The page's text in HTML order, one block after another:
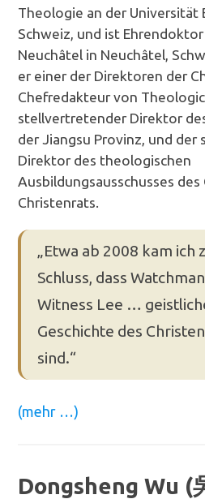
Theologie an der Universität
Schweiz, und ist
Neuchâtel in Neuchâtel,
er einer der Direktoren der
Chefredakteur von
stellvertretender Direktor
der Jiangsu Provinz, und
Direktor des theologischen
Ausbildungsausschusses des
Christenrats.
„Etwa ab 2008 kam ich
Schluss, dass
Witness Lee …
Geschichte des
sind.“
(mehr …)
Dongsheng Wu (